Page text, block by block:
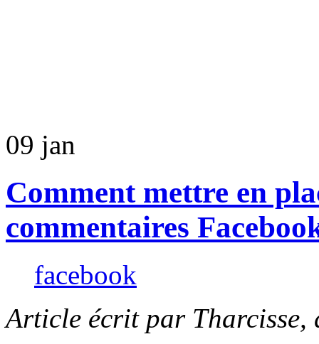
09 jan
Comment mettre en
commentaires
facebook
Article écrit par Tharcisse,